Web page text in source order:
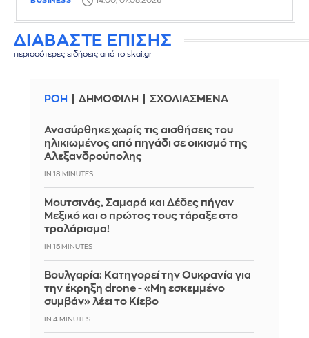
ΔΙΑΒΑΣΤΕ ΕΠΙΣΗΣ
περισσότερες ειδήσεις από το skai.gr
ΡΟΗ ΔΗΜΟΦΙΛΗ ΣΧΟΛΙΑΣΜΕΝΑ
Ανασύρθηκε χωρίς τις αισθήσεις του
ηλικιωμένος από πηγάδι σε οικισμό της
Αλεξανδρούπολης
IN 18 MINUTES
Μουτσινάς, Σαμαρά και Δέδες πήγαν
Μεξικό και ο πρώτος τους τάραξε στο
τρολάρισμα!
IN 15 MINUTES
Βουλγαρία: Κατηγορεί την Ουκρανία για
την έκρηξη drone - «Μη εσκεμμένο
συμβάν» λέει το Κίεβο
IN 4 MINUTES